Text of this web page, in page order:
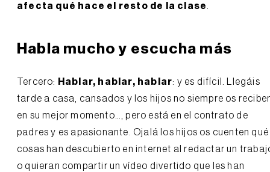
afecta qué hace el resto de la clase.
Habla mucho y escucha más
Tercero: Hablar, hablar, hablar: y es difícil. Llegáis
tarde a casa, cansados y los hijos no siempre os
en su mejor momento…, pero está en el contrato de
padres y es apasionante. Ojalá los hijos os cuenten qué
cosas han descubierto en internet al redactar un
o quieran compartir un vídeo divertido que les han